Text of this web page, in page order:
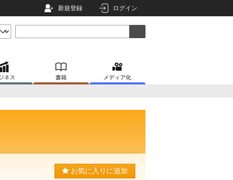
新規登録 ログイン
ネス 書籍 メディア化
お気に入りに追加